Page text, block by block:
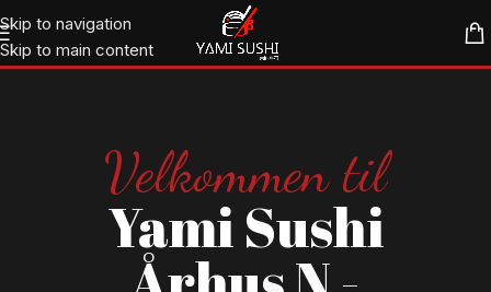
Skip to navigation
Skip to main content
Velkommen til
Yami Sushi